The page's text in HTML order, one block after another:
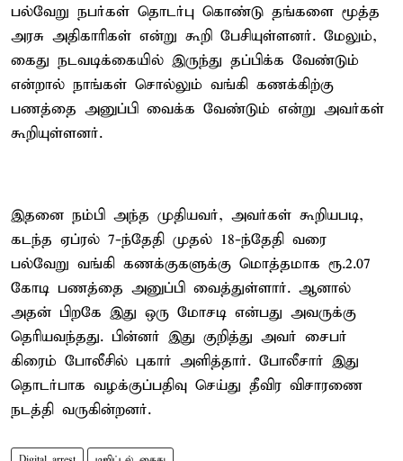
பல்வேறு நபர்கள் தொடர்பு கொண்டு தங்களை மூத்த
அரசு அதிகாரிகள் என்று கூறி பேசியுள்ளனர். மேலும்,
கைது நடவடிக்கையில் இருந்து தப்பிக்க வேண்டும்
என்றால் நாங்கள் சொல்லும் வங்கி கணக்கிற்கு
பணத்தை அனுப்பி வைக்க வேண்டும் என்று அவர்கள்
கூறியுள்ளனர்.
இதனை நம்பி அந்த முதியவர், அவர்கள் கூறியபடி,
கடந்த ஏப்ரல் 7-ந்தேதி முதல் 18-ந்தேதி வரை
பல்வேறு வங்கி கணக்குகளுக்கு மொத்தமாக ரூ.2.07
கோடி பணத்தை அனுப்பி வைத்துள்ளார். ஆனால்
அதன் பிறகே இது ஒரு மோசடி என்பது அவருக்கு
தெரியவந்தது. பின்னர் இது குறித்து அவர் சைபர்
கிரைம் போலீசில் புகார் அளித்தார். போலீசார் இது
தொடர்பாக வழக்குப்பதிவு செய்து தீவிர விசாரணை
நடத்தி வருகின்றனர்.